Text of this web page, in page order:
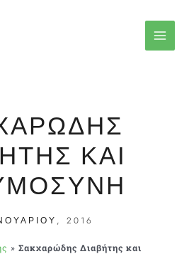
ΚΑΙ
2016
» Σακχαρώδης Διαβήτης και